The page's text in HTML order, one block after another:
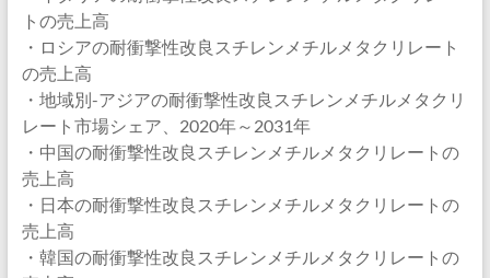
トの売上高
・ロシアの耐衝撃性改良スチレンメチルメタクリレート
の売上高
・地域別-アジアの耐衝撃性改良スチレンメチルメタクリ
レート市場シェア、2020年～2031年
・中国の耐衝撃性改良スチレンメチルメタクリレートの
売上高
・日本の耐衝撃性改良スチレンメチルメタクリレートの
売上高
・韓国の耐衝撃性改良スチレンメチルメタクリレートの